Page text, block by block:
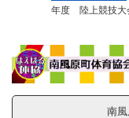
年度 陸上競技大
南